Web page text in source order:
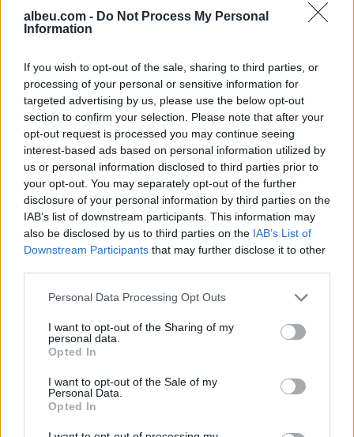
albeu.com - Do Not Process My Personal
Information
If you wish to opt-out of the sale, sharing to third parties, or
processing of your personal or sensitive information for
targeted advertising by us, please use the below opt-out
section to confirm your selection. Please note that after your
opt-out request is processed you may continue seeing
interest-based ads based on personal information utilized by
us or personal information disclosed to third parties prior to
your opt-out. You may separately opt-out of the further
disclosure of your personal information by third parties on the
IAB’s list of downstream participants. This information may
also be disclosed by us to third parties on the IAB’s List of
Downstream Participants that may further disclose it to other
Personal Data Processing Opt Outs
I want to opt-out of the Sharing of my
personal data.
Opted In
I want to opt-out of the Sale of my
Personal Data.
Opted In
shëndetësore
Çotën, ish-kapiteni dhe ish-
trajneri i Sopotit ndahet nga
jeta në moshën 56-vjeçare